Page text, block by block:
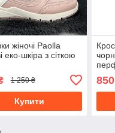
жіночі Paolla
еко-шкіра з сіткою
1 250 ₴
Купити
850